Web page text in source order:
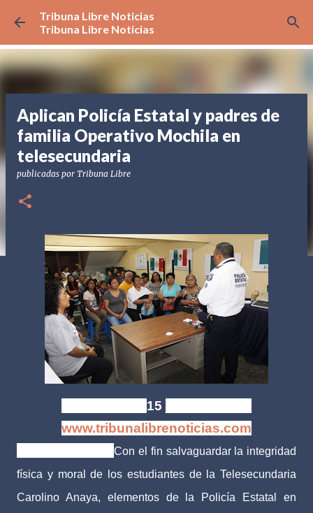
Ir al contenido principal
Tribuna Libre Noticias
Tribuna Libre Noticias
Aplican Policía Estatal y padres de
familia Operativo Mochila en
telesecundaria
publicadas por Tribuna Libre
15
www.tribunalibrenoticias.com
Tribuna Libre.-Con el fin salvaguardar la integridad
física y moral de los estudiantes de la Telesecundaria
Carolino Anaya, elementos de la Policía Estatal en